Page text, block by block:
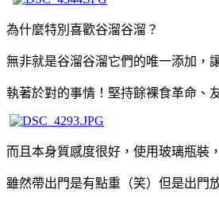
為什麼特別喜歡谷溜谷溜？
無非就是谷溜谷溜它們的唯一添加，
執著於對的事情！堅持餘裸食革命、
而且本身質感度很好，使用玻璃瓶裝
雖然帶出門是有點重（笑）但是出門